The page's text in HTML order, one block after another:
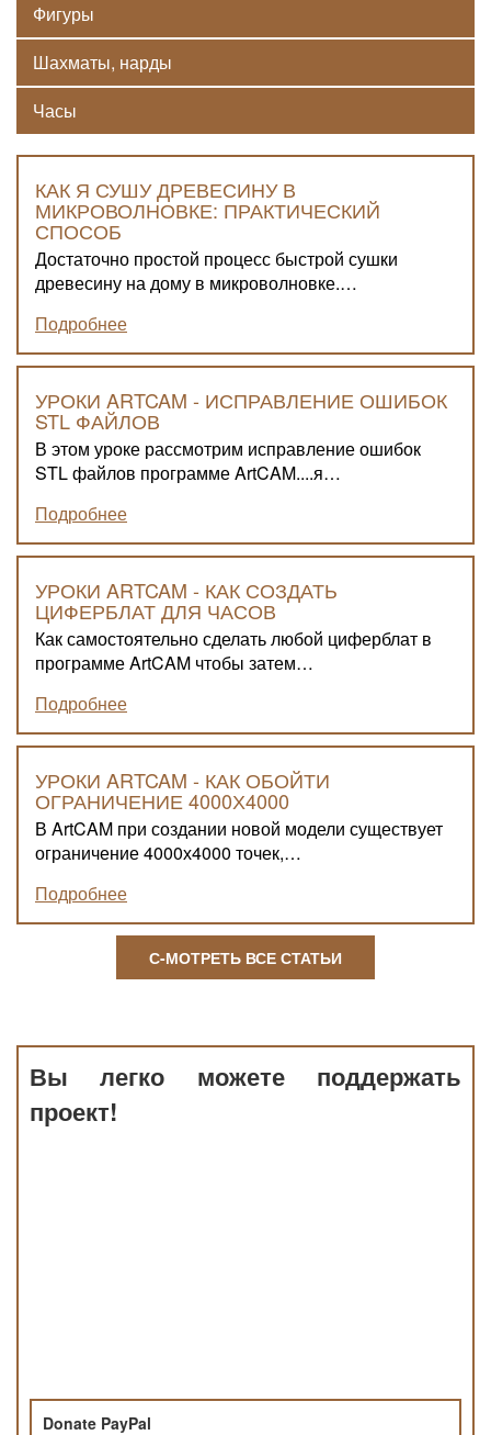
Фигуры
Шахматы, нарды
Часы
КАК Я СУШУ ДРЕВЕСИНУ В
МИКРОВОЛНОВКЕ: ПРАКТИЧЕСКИЙ
СПОСОБ
Достаточно простой процесс быстрой сушки
древесину на дому в микроволновке.…
Подробнее
УРОКИ ARTCAM - ИСПРАВЛЕНИЕ ОШИБОК
STL ФАЙЛОВ
В этом уроке рассмотрим исправление ошибок
STL файлов программе ArtCAM....я…
Подробнее
УРОКИ ARTCAM - КАК СОЗДАТЬ
ЦИФЕРБЛАТ ДЛЯ ЧАСОВ
Как самостоятельно сделать любой циферблат в
программе ArtCAM чтобы затем…
Подробнее
УРОКИ ARTCAM - КАК ОБОЙТИ
ОГРАНИЧЕНИЕ 4000Х4000
В ArtCAM при создании новой модели существует
ограничение 4000х4000 точек,…
Подробнее
С-МОТРЕТЬ ВСЕ СТАТЬИ
Вы легко можете поддержать
проект!
Donate PayPal